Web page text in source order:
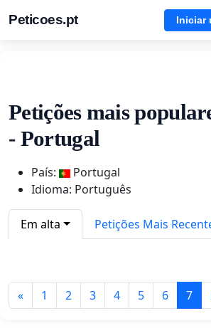
Peticoes.pt Iniciar
Petições mais
- Portugal
País:
Portugal
Idioma: Português
Em alta Petições Mais
« 1 2 3 4 5 6 7